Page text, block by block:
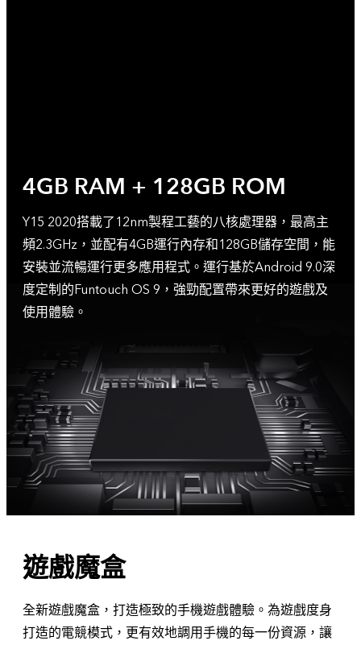
4GB RAM + 128GB ROM
Y15 2020搭載了12nm製程工藝的八核處理器，最高主
頻2.3GHz，並配有4GB運行內存和128GB儲存空間，能
安裝並流暢運行更多應用程式。運行基於Android 9.0深
度定制的Funtouch OS 9，強勁配置帶來更好的遊戲及
使用體驗。
遊戲魔盒
全新遊戲魔盒，打造極致的手機遊戲體驗。為遊戲度身
打造的電競模式，更有效地調用手機的每一份資源，讓